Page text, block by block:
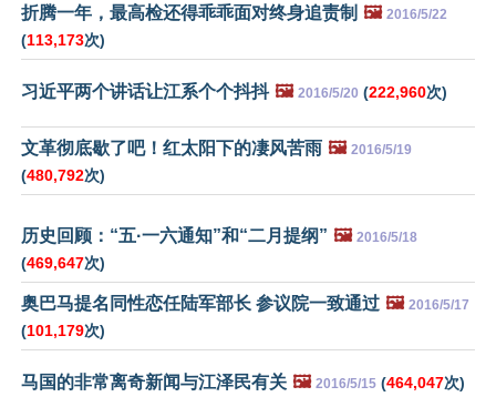
折腾一年，最高检还得乖乖面对终身追责制 🖼️ 2016/5/22
(113,173次)
习近平两个讲话让江系个个抖抖 🖼️ 2016/5/20 (222,960次)
文革彻底歇了吧！红太阳下的凄风苦雨 🖼️ 2016/5/19
(480,792次)
历史回顾：“五·一六通知”和“二月提纲” 🖼️ 2016/5/18
(469,647次)
奥巴马提名同性恋任陆军部长 参议院一致通过 🖼️ 2016/5/17
(101,179次)
马国的非常离奇新闻与江泽民有关 🖼️ 2016/5/15 (464,047次)